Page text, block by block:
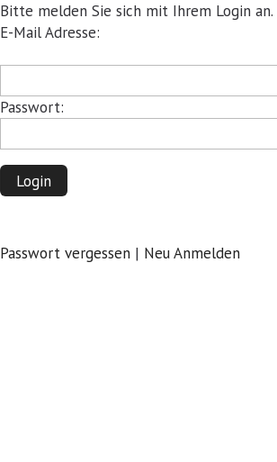
Bitte melden Sie sich mit Ihrem Login an.
Pflichtfeld
E-Mail Adresse:
Pflichtfeld
Passwort:
Login
Passwort vergessen | Neu Anmelden